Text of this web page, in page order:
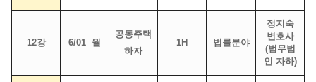
12강 6/01 월
공동주택
하자
1H 법률분야
정지숙
변호사
(법무법
인 자하)